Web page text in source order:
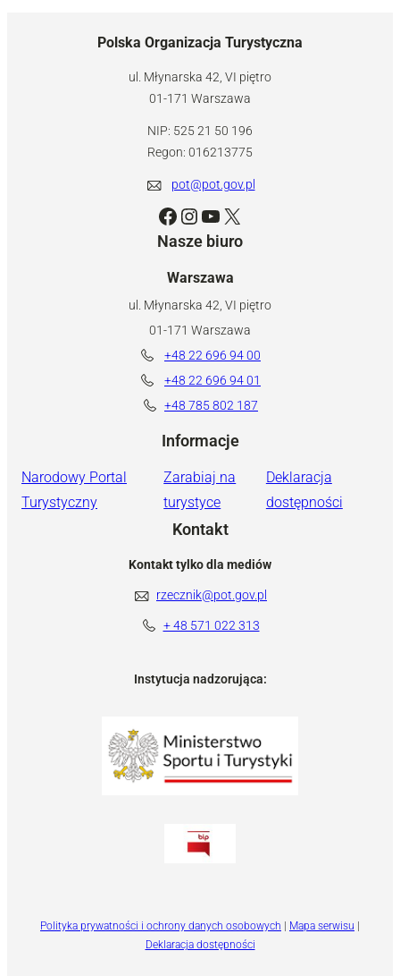
Polska Organizacja Turystyczna
ul. Młynarska 42, VI piętro
01-171 Warszawa
NIP: 525 21 50 196
Regon: 016213775
pot@pot.gov.pl
Facebook Instagram YouTube X
Nasze biuro
Warszawa
ul. Młynarska 42, VI piętro
01-171 Warszawa
+48 22 696 94 00
+48 22 696 94 01
+48 785 802 187
Informacje
Narodowy Portal
Turystyczny
Zarabiaj na
turystyce
Deklaracja
dostępności
Kontakt
Kontakt tylko dla mediów
rzecznik@pot.gov.pl
+ 48 571 022 313
Instytucja nadzorująca:
Polityka prywatności i ochrony danych osobowych Mapa serwisu
Deklaracja dostępności